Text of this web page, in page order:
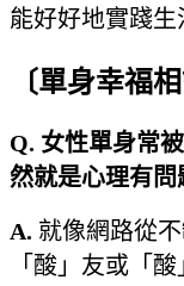
能好好地實踐生
〔單身幸福
Q. 女性單身常
然就是心理有問
A. 就像網路從
「酸」友或「